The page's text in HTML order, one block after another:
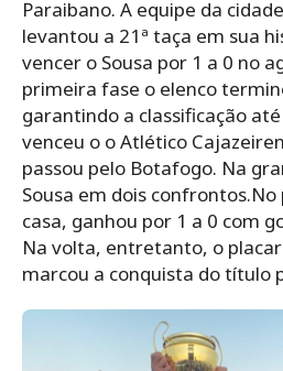
Paraibano. A equipe da
levantou a 21ª taça em sua
vencer o Sousa por 1 a 0 no
primeira fase o elenco
garantindo a classificação
venceu o o Atlético
passou pelo Botafogo. Na
Sousa em dois
casa, ganhou por 1 a 0 com
Na volta, entretanto, o
marcou a conquista do título